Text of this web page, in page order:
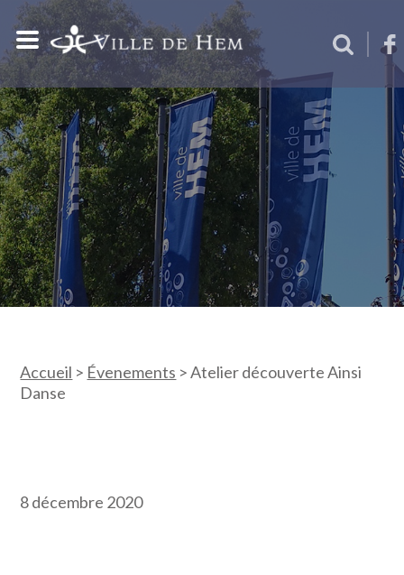
Accueil > Évenements >Atelier découverte Ainsi
Danse
8 décembre 2020